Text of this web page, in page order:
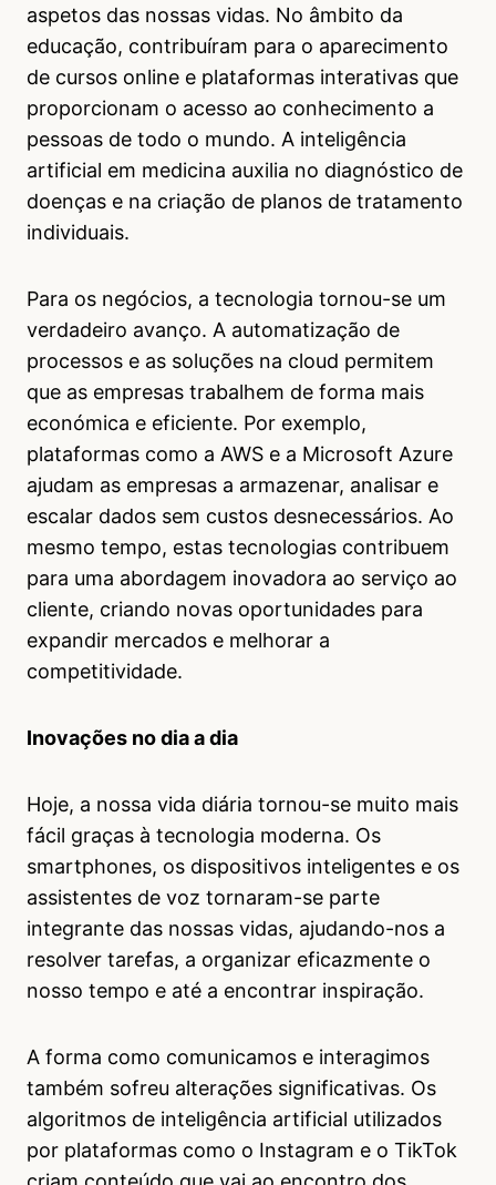
aspetos das nossas vidas. No âmbito da
educação, contribuíram para o aparecimento
de cursos online e plataformas interativas que
proporcionam o acesso ao conhecimento a
pessoas de todo o mundo. A inteligência
artificial em medicina auxilia no diagnóstico de
doenças e na criação de planos de tratamento
individuais.
Para os negócios, a tecnologia tornou-se um
verdadeiro avanço. A automatização de
processos e as soluções na cloud permitem
que as empresas trabalhem de forma mais
económica e eficiente. Por exemplo,
plataformas como a AWS e a Microsoft Azure
ajudam as empresas a armazenar, analisar e
escalar dados sem custos desnecessários. Ao
mesmo tempo, estas tecnologias contribuem
para uma abordagem inovadora ao serviço ao
cliente, criando novas oportunidades para
expandir mercados e melhorar a
competitividade.
Inovações no dia a dia
Hoje, a nossa vida diária tornou-se muito mais
fácil graças à tecnologia moderna. Os
smartphones, os dispositivos inteligentes e os
assistentes de voz tornaram-se parte
integrante das nossas vidas, ajudando-nos a
resolver tarefas, a organizar eficazmente o
nosso tempo e até a encontrar inspiração.
A forma como comunicamos e interagimos
também sofreu alterações significativas. Os
algoritmos de inteligência artificial utilizados
por plataformas como o Instagram e o TikTok